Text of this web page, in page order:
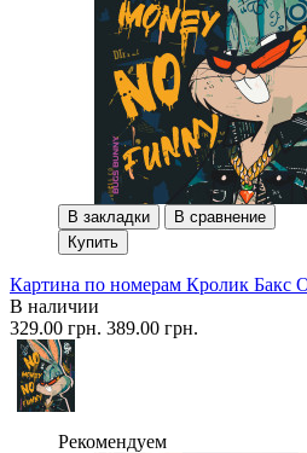
В закладки
В сравнение
Купить
Картина по номерам Кролик Бакс
В наличии
329.00 грн. 389.00 грн.
Рекомендуем